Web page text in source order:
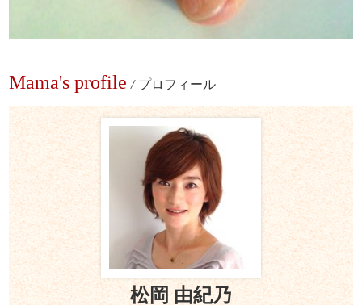
Mama's profile / プロフィール
松岡 由紀乃